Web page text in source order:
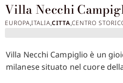
Villa Necchi
EUROPA,ITALIA,CITTA,CENTRO
Villa Necchi Campiglio è un
milanese situato nel cuore